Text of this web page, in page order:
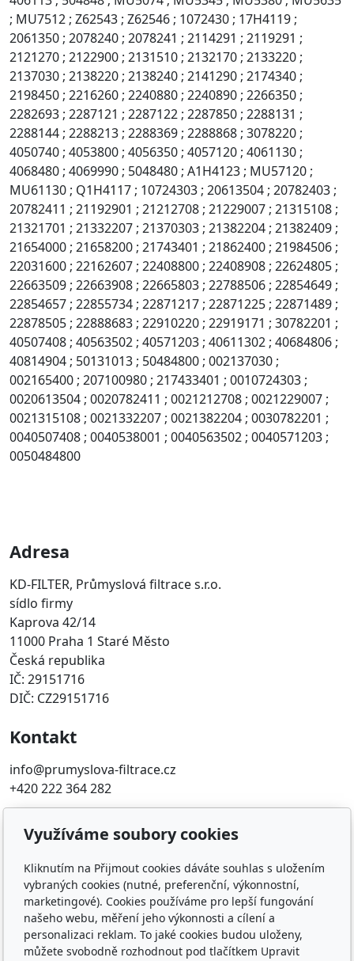
; MU7512 ; Z62543 ; Z62546 ; 1072430 ; 17H4119 ;
2061350 ; 2078240 ; 2078241 ; 2114291 ; 2119291 ;
2121270 ; 2122900 ; 2131510 ; 2132170 ; 2133220 ;
2137030 ; 2138220 ; 2138240 ; 2141290 ; 2174340 ;
2198450 ; 2216260 ; 2240880 ; 2240890 ; 2266350 ;
2282693 ; 2287121 ; 2287122 ; 2287850 ; 2288131 ;
2288144 ; 2288213 ; 2288369 ; 2288868 ; 3078220 ;
4050740 ; 4053800 ; 4056350 ; 4057120 ; 4061130 ;
4068480 ; 4069990 ; 5048480 ; A1H4123 ; MU57120 ;
MU61130 ; Q1H4117 ; 10724303 ; 20613504 ; 20782403 ;
20782411 ; 21192901 ; 21212708 ; 21229007 ; 21315108 ;
21321701 ; 21332207 ; 21370303 ; 21382204 ; 21382409 ;
21654000 ; 21658200 ; 21743401 ; 21862400 ; 21984506 ;
22031600 ; 22162607 ; 22408800 ; 22408908 ; 22624805 ;
22663509 ; 22663908 ; 22665803 ; 22788506 ; 22854649 ;
22854657 ; 22855734 ; 22871217 ; 22871225 ; 22871489 ;
22878505 ; 22888683 ; 22910220 ; 22919171 ; 30782201 ;
40507408 ; 40563502 ; 40571203 ; 40611302 ; 40684806 ;
40814904 ; 50131013 ; 50484800 ; 002137030 ;
002165400 ; 207100980 ; 217433401 ; 0010724303 ;
0020613504 ; 0020782411 ; 0021212708 ; 0021229007 ;
0021315108 ; 0021332207 ; 0021382204 ; 0030782201 ;
0040507408 ; 0040538001 ; 0040563502 ; 0040571203 ;
0050484800
Adresa
KD-FILTER, Průmyslová filtrace s.r.o.
sídlo firmy
Kaprova 42/14
11000 Praha 1 Staré Město
Česká republika
IČ: 29151716
DIČ: CZ29151716
Kontakt
info@prumyslova-filtrace.cz
+420 222 364 282
Oblíbené odkazy
Katalog filtrů MANN
KDFILTER.CZ
FILTR-FILTRY.CZ
FILTER-FILTERS.EU
Vyhledávání filtrů podle rozměru
Využíváme soubory cookies
Kliknutím na Přijmout cookies dáváte souhlas s uložením
vybraných cookies (nutné, preferenční, výkonnostní,
marketingové). Cookies používáme pro lepší fungování
našeho webu, měření jeho výkonnosti a cílení a
personalizaci reklam. To jaké cookies budou uloženy,
můžete svobodně rozhodnout pod tlačítkem Upravit